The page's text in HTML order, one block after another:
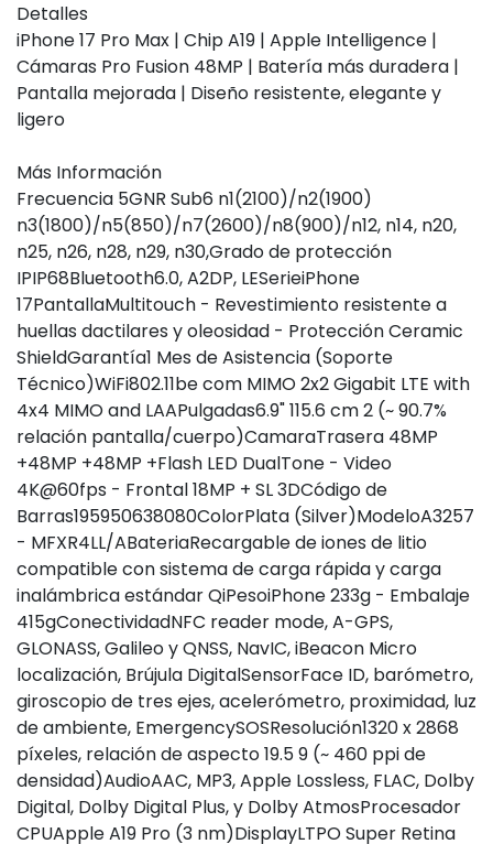
Detalles
iPhone 17 Pro Max | Chip A19 | Apple Intelligence |
Cámaras Pro Fusion 48MP | Batería más duradera |
Pantalla mejorada | Diseño resistente, elegante y
ligero
Más Información
Frecuencia 5GNR Sub6 n1(2100)/n2(1900)
n3(1800)/n5(850)/n7(2600)/n8(900)/n12, n14, n20,
n25, n26, n28, n29, n30,Grado de protección
IPIP68Bluetooth6.0, A2DP, LESerieiPhone
17PantallaMultitouch - Revestimiento resistente a
huellas dactilares y oleosidad - Protección Ceramic
ShieldGarantía1 Mes de Asistencia (Soporte
Técnico)WiFi802.11be com MIMO 2x2 Gigabit LTE with
4x4 MIMO and LAAPulgadas6.9" 115.6 cm 2 (~ 90.7%
relación pantalla/cuerpo)CamaraTrasera 48MP
+48MP +48MP +Flash LED DualTone - Video
4K@60fps - Frontal 18MP + SL 3DCódigo de
Barras195950638080ColorPlata (Silver)ModeloA3257
- MFXR4LL/ABateriaRecargable de iones de litio
compatible con sistema de carga rápida y carga
inalámbrica estándar QiPesoiPhone 233g - Embalaje
415gConectividadNFC reader mode, A-GPS,
GLONASS, Galileo y QNSS, NavIC, iBeacon Micro
localización, Brújula DigitalSensorFace ID, barómetro,
giroscopio de tres ejes, acelerómetro, proximidad, luz
de ambiente, EmergencySOSResolución1320 x 2868
píxeles, relación de aspecto 19.5 9 (~ 460 ppi de
densidad)AudioAAC, MP3, Apple Lossless, FLAC, Dolby
Digital, Dolby Digital Plus, y Dolby AtmosProcesador
CPUApple A19 Pro (3 nm)DisplayLTPO Super Retina